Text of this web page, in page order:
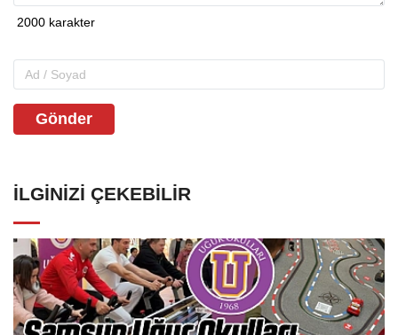
Gönder
İLGINIZI ÇEKEBILIR